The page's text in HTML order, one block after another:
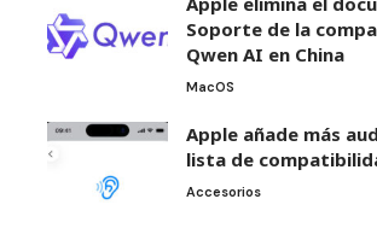
Soporte de la
Qwen AI en China
MacOS
Apple añade más
lista de
Accesorios